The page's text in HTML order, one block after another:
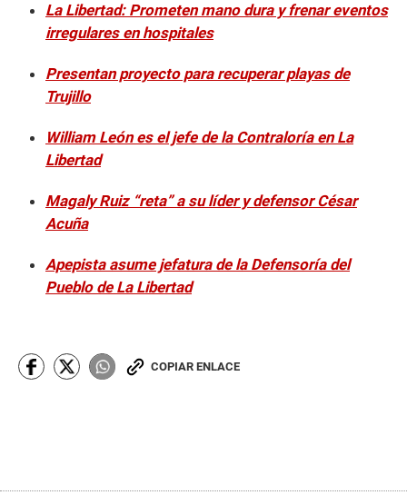
La Libertad: Prometen mano dura y frenar eventos
irregulares en hospitales
Presentan proyecto para recuperar playas de
Trujillo
William León es el jefe de la Contraloría en La
Libertad
Magaly Ruiz “reta” a su líder y defensor César
Acuña
Apepista asume jefatura de la Defensoría del
Pueblo de La Libertad
COPIAR ENLACE